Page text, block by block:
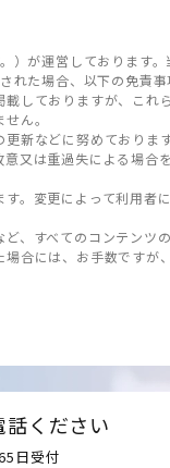
）が運営しております
た場合、以下の免責事
しておりますが、こ
ん。
新などに努めており
又は重過失による場
。変更によって利用
、すべてのコンテンツ
合には、お手数ですが
話ください
日受付